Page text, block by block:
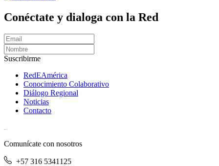
Conéctate y dialoga con la Red
Suscribirme
RedEAmérica
Conocimiento Colaborativo
Diálogo Regional
Noticias
Contacto
Comunícate con nosotros
+57 316 5341125